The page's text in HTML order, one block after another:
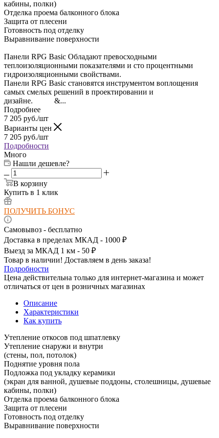
кабины, полки)
Отделка проема балконного блока
Защита от плесени
Готовность под отделку
Выравнивание поверхности
Панели RPG Basic Обладают превосходными
теплоизоляционными показателями и сто процентными
гидроизоляционными свойствами.
Панели RPG Basic становятся инструментом воплощения
самых смелых решений в проектировании и
дизайне. &...
Подробнее
7 205 руб./шт
Варианты цен
7 205 руб./шт
Подробности
Много
Нашли дешевле?
В корзину
Купить в 1 клик
ПОЛУЧИТЬ БОНУС
Самовывоз - бесплатно
Доставка в пределах МКАД - 1000 ₽
Выезд за МКАД 1 км - 50 ₽
Товар в наличии! Доставляем в день заказа!
Подробности
Цена действительна только для интернет-магазина и может
отличаться от цен в розничных магазинах
Описание
Характеристики
Как купить
Утепление откосов под шпатлевку
Утепление снаружи и внутри
(стены, пол, потолок)
Поднятие уровня пола
Подложка под укладку керамики
(экран для ванной, душевые поддоны, столешницы, душевые
кабины, полки)
Отделка проема балконного блока
Защита от плесени
Готовность под отделку
Выравнивание поверхности